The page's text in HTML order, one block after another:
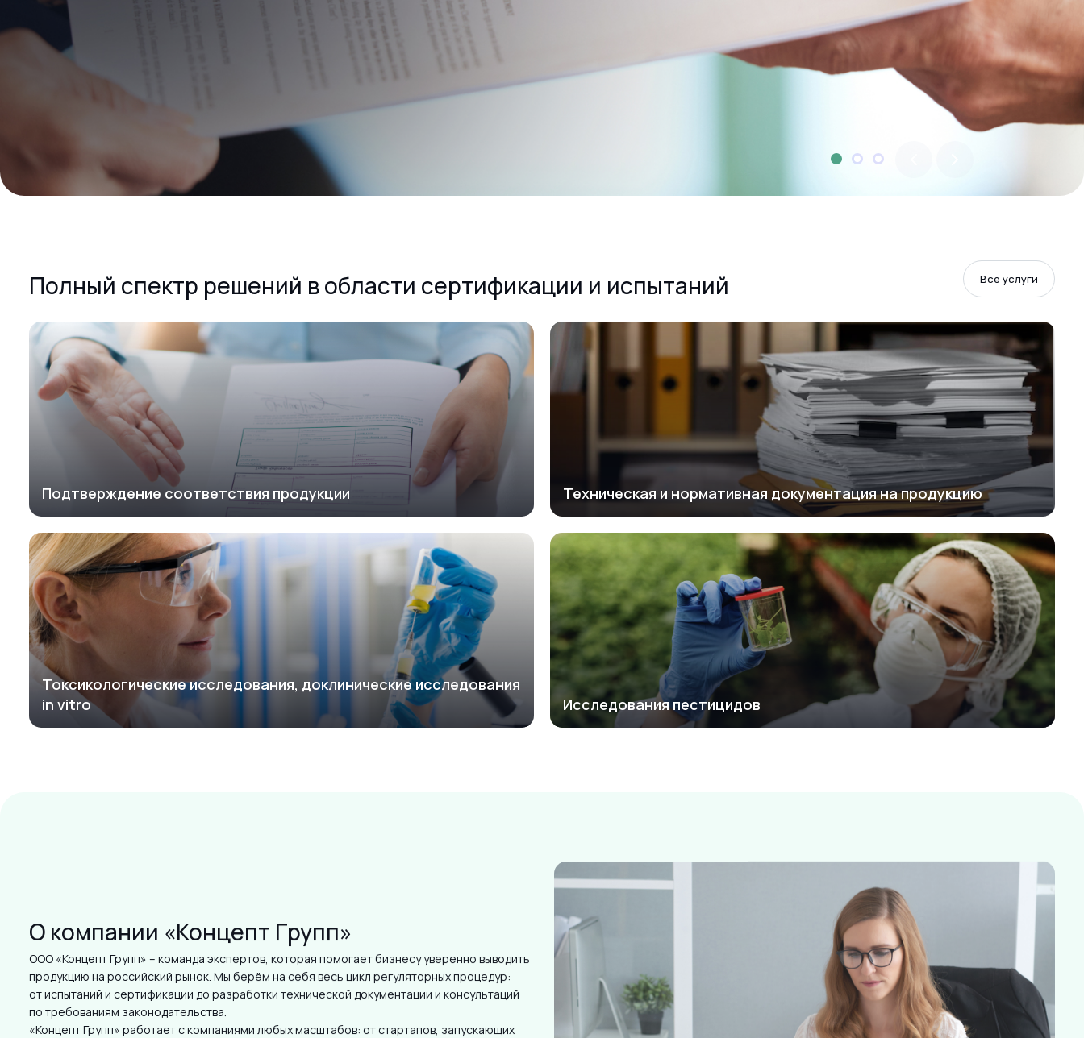
Полный спектр решений в области сертификации и испытаний Все услуги
Подтверждение соответствия продукции Техническая и нормативная документация на продукцию
Токсикологические исследования, доклинические исследования
in vitro
Исследования пестицидов
О компании «Концепт Групп»
ООО «Концепт Групп» – команда экспертов, которая помогает бизнесу уверенно выводить
продукцию на российский рынок. Мы берём на себя весь цикл регуляторных процедур:
от испытаний и сертификации до разработки технической документации и консультаций
по требованиям законодательства.
«Концепт Групп» работает с компаниями любых масштабов: от стартапов, запускающих